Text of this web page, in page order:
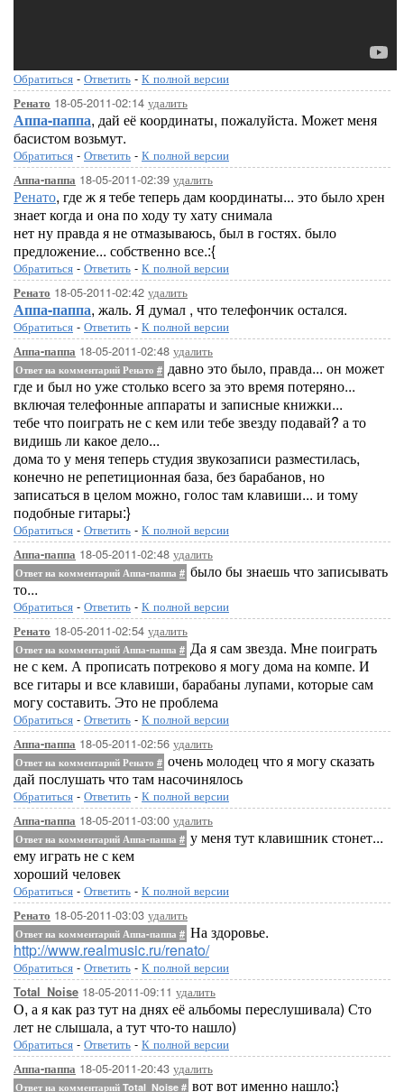
Обратиться - Ответить - К полной версии
Ренато 18-05-2011-02:14 удалить
Аппа-паппа, дай её координаты, пожалуйста. Может меня
басистом возьмут.
Обратиться - Ответить - К полной версии
Аппа-паппа 18-05-2011-02:39 удалить
Ренато, где ж я тебе теперь дам координаты... это было хрен
знает когда и она по ходу ту хату снимала
нет ну правда я не отмазываюсь, был в гостях. было
предложение... собственно все.:{
Обратиться - Ответить - К полной версии
Ренато 18-05-2011-02:42 удалить
Аппа-паппа, жаль. Я думал , что телефончик остался.
Обратиться - Ответить - К полной версии
Аппа-паппа 18-05-2011-02:48 удалить
Ответ на комментарий Ренато # давно это было, правда... он может
где и был но уже столько всего за это время потеряно...
включая телефонные аппараты и записные книжки...
тебе что поиграть не с кем или тебе звезду подавай? а то
видишь ли какое дело...
дома то у меня теперь студия звукозаписи разместилась,
конечно не репетиционная база, без барабанов, но
записаться в целом можно, голос там клавиши... и тому
подобные гитары:}
Обратиться - Ответить - К полной версии
Аппа-паппа 18-05-2011-02:48 удалить
Ответ на комментарий Аппа-паппа # было бы знаешь что записывать
то...
Обратиться - Ответить - К полной версии
Ренато 18-05-2011-02:54 удалить
Ответ на комментарий Аппа-паппа # Да я сам звезда. Мне поиграть
не с кем. А прописать потреково я могу дома на компе. И
все гитары и все клавиши, барабаны лупами, которые сам
могу составить. Это не проблема
Обратиться - Ответить - К полной версии
Аппа-паппа 18-05-2011-02:56 удалить
Ответ на комментарий Ренато # очень молодец что я могу сказать
дай послушать что там насочинялось
Обратиться - Ответить - К полной версии
Аппа-паппа 18-05-2011-03:00 удалить
Ответ на комментарий Аппа-паппа # у меня тут клавишник стонет...
ему играть не с кем
хороший человек
Обратиться - Ответить - К полной версии
Ренато 18-05-2011-03:03 удалить
Ответ на комментарий Аппа-паппа # На здоровье.
http://www.realmusic.ru/renato/
Обратиться - Ответить - К полной версии
Total_Noise 18-05-2011-09:11 удалить
О, а я как раз тут на днях её альбомы переслушивала) Сто
лет не слышала, а тут что-то нашло)
Обратиться - Ответить - К полной версии
Аппа-паппа 18-05-2011-20:43 удалить
Ответ на комментарий Total_Noise # вот вот именно нашло:}